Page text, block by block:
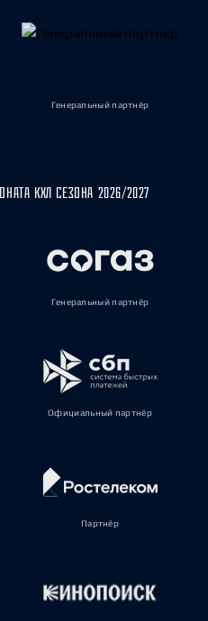
Генеральный партнёр
КХЛ СЕЗОНА 2026/2027
Генеральный партнёр
Официальный партнёр
Партнёр